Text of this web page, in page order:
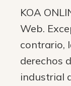
KOA
Web.
contrario,
derechos
industrial